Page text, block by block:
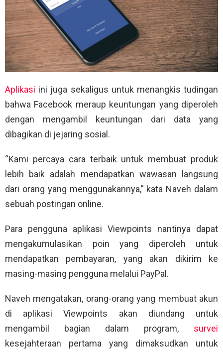
Aplikasi ini juga sekaligus untuk menangkis tudingan
bahwa Facebook meraup keuntungan yang diperoleh
dengan mengambil keuntungan dari data yang
dibagikan di jejaring sosial.
“Kami percaya cara terbaik untuk membuat produk
lebih baik adalah mendapatkan wawasan langsung
dari orang yang menggunakannya,” kata Naveh dalam
sebuah postingan online.
Para pengguna aplikasi Viewpoints nantinya dapat
mengakumulasikan poin yang diperoleh untuk
mendapatkan pembayaran, yang akan dikirim ke
masing-masing pengguna melalui PayPal.
Naveh mengatakan, orang-orang yang membuat akun
di aplikasi Viewpoints akan diundang untuk
mengambil bagian dalam program, survei
kesejahteraan pertama yang dimaksudkan untuk